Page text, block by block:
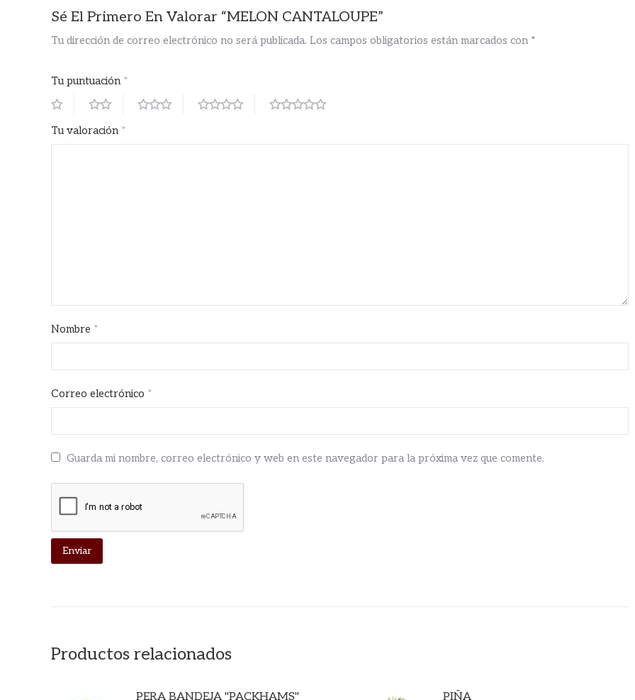
Sé El Primero En Valorar “MELON CANTALOUPE”
Tu dirección de correo electrónico no será publicada. Los campos obligatorios están marcados con *
Tu puntuación *
Tu valoración *
Nombre *
Correo electrónico *
Guarda mi nombre, correo electrónico y web en este navegador para la próxima vez que comente.
Productos relacionados
PERA BANDEJA "PACKHAMS" PIÑA